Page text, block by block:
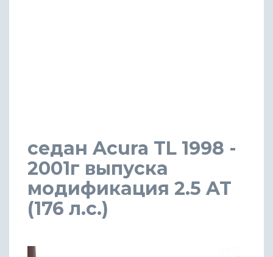
седан Acura TL 1998 -
2001г выпуска
модификация 2.5 AT
(176 л.с.)